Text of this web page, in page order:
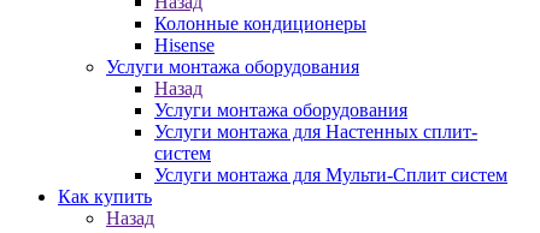
Колонные кондиционеры
Hisense
Услуги монтажа оборудования
Назад
Услуги монтажа оборудования
Услуги монтажа для Настенных сплит-
систем
Услуги монтажа для Мульти-Сплит систем
Как купить
Назад